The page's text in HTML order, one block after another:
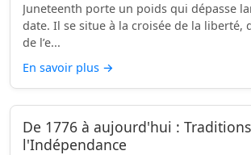
Juneteenth porte un poids qui dépasse
date. Il se situe à la croisée de la liberté,
de l’e...
En savoir plus →
De 1776 à aujourd'hui :
l'Indépendance